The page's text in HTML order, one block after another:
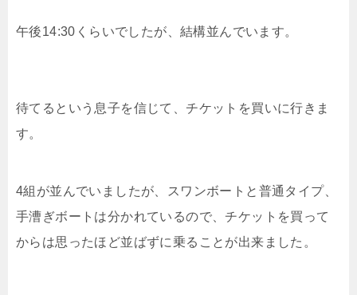
午後14:30くらいでしたが、結構並んでいます。
待てるという息子を信じて、チケットを買いに行きま
す。
4組が並んでいましたが、スワンボートと普通タイプ、
手漕ぎボートは分かれているので、チケットを買って
からは思ったほど並ばずに乗ることが出来ました。